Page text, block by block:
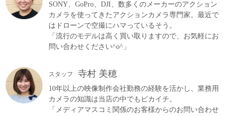
SONY、GoPro、DJI、数多くのメーカーのアクション
カメラを使ってきたアクションカメラ専門家。最近で
はドローンで空撮にハマっているそう。
「流行のモデルは高く買い取りますので、お気軽にお
問い合わせください^o^」
スタッフ 寺村 美穂
10年以上の映像制作会社勤務の経験を活かし、業務用
カメラの知識は当店の中でもピカイチ。
「メディアマスコミ関係のお客様からのお問い合わせ